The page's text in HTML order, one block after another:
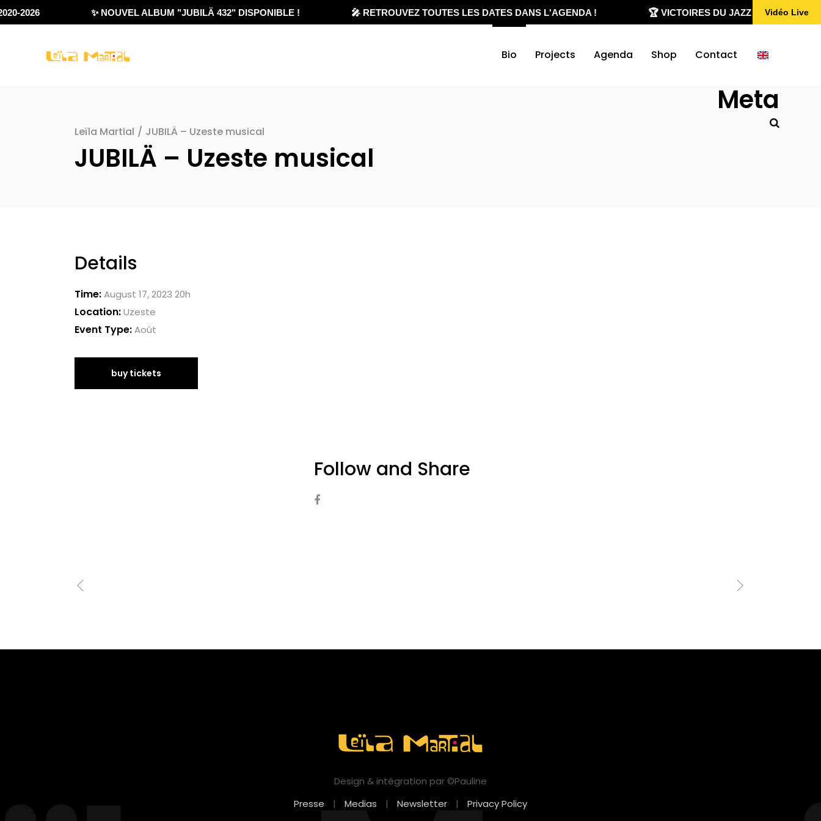
2026 ✨ NOUVEL ALBUM "JUBILÄ 432" DISPONIBLE ! 🎤 RETROUVEZ TOUTES LES DATES DANS L'AGENDA ! 🏆 VICTOIRES DU JAZZ 2020-2026Vidéo Live
Bio Projects Agenda Shop Contact
Meta
Leïla Martial / JUBILÄ – Uzeste musical
JUBILÄ – Uzeste musical
Details
Time:August 17, 2023 20h
Location:Uzeste
Event Type:Août
buy tickets
Follow and Share
Design & intégration par ©Pauline
Presse
| Medias | Newsletter | Privacy Policy